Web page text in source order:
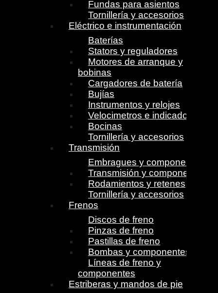
Fundas para asientos
Tornillería y accesorios
Eléctrico e instrumentación
Baterías
Stators y reguladores
Motores de arranque y
bobinas
Cargadores de batería
Bujías
Instrumentos y relojes
Velocimetros e indicadores
Bocinas
Tornillería y accesorios
Transmisión
Embragues y componentes
Transmisión y componentes
Rodamientos y retenes
Tornillería y accesorios
Frenos
Discos de freno
Pinzas de freno
Pastillas de freno
Bombas y componentes
Líneas de freno y
componentes
Estriberas y mandos de pie